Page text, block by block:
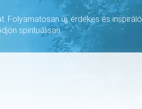
Folyamatosan új, érdekes és inspiráló
spirituálisan